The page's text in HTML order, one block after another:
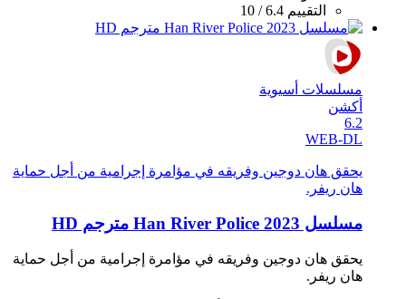
التقييم 6.4 / 10
مسلسلات أسيوية
أكشن
6.2
WEB-DL
يحقق هان دوجين وفريقه في مؤامرة إجرامية من أجل حماية
هان ريفر.
مسلسل Han River Police 2023 مترجم HD
يحقق هان دوجين وفريقه في مؤامرة إجرامية من أجل حماية
هان ريفر.